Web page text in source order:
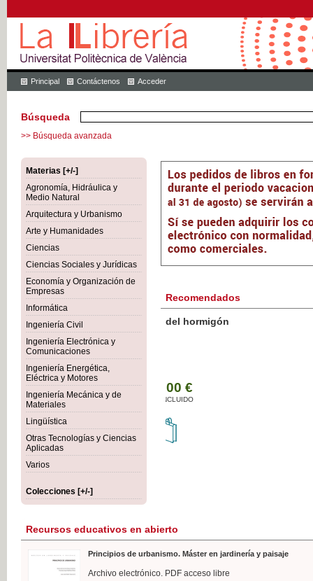
Principal Contáctenos Acceder
Búsqueda
>> Búsqueda avanzada
Materias [+/-]
Agronomía, Hidráulica y
Medio Natural
Arquitectura y Urbanismo
Arte y Humanidades
Ciencias
Ciencias Sociales y Jurídicas
Economía y Organización de
Empresas
Informática
Ingeniería Civil
Ingeniería Electrónica y
Comunicaciones
Ingeniería Energética,
Eléctrica y Motores
Ingeniería Mecánica y de
Materiales
Lingüística
Otras Tecnologías y Ciencias
Aplicadas
Varios
Colecciones [+/-]
Recomendados
Botánica Agroalimentaria
Recursos educativos en abierto
Principios de urbanismo. Máster en jardinería y paisaje
Archivo electrónico. PDF acceso libre